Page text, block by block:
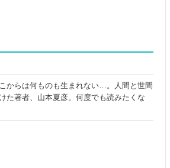
からは何ものも生まれない…。人間と世間
た著者、山本夏彦。何度でも読みたくな